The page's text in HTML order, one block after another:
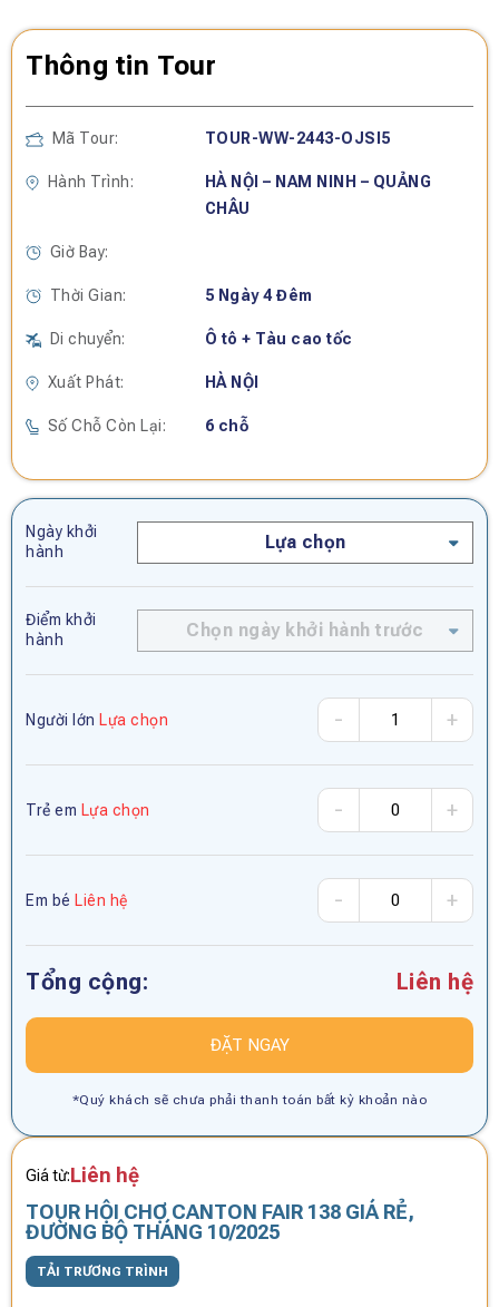
TOUR HỘI CHỢ CANTON FAIR 138 GIÁ RẺ,
ĐƯỜNG BỘ THÁNG 10/2025
TẢI TRƯƠNG TRÌNH
Giá từ:Liên hệ
Thông tin Tour
Mã Tour: TOUR-WW-2443-OJSI5
Hành Trình:
HÀ NỘI – NAM NINH – QUẢNG
CHÂU
Giờ Bay:
Thời Gian: 5 Ngày 4 Đêm
Di chuyển: Ô tô + Tàu cao tốc
Xuất Phát: HÀ NỘI
Số Chỗ Còn Lại: 6 chỗ
Ngày khởi
hành
Lựa chọn
Điểm khởi
hành
Chọn ngày khởi hành trước
Người lớn Lựa chọn - +
Trẻ em Lựa chọn - +
Em bé Liên hệ - +
Tổng cộng: Liên hệ
ĐẶT NGAY
*Quý khách sẽ chưa phải thanh toán bất kỳ khoản nào